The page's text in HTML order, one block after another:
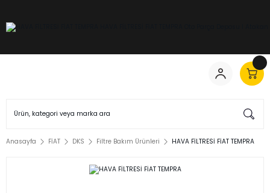
Anasayfa FİAT DKS Filtre Bakım Ürünleri HAVA FİLTRESİ FİAT TEMPRA